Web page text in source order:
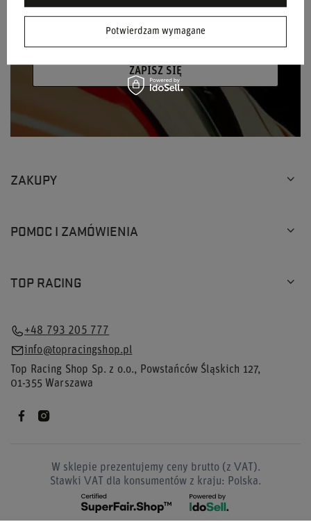
danych osobowych (adres e-mail) na potrzeby
(marketing). Więcej wpolityce prywatności.
ZAPISZ SIĘ
ZAKUPY
POMOC I ZAMÓWIENIA
TOP RACING
+48 793 205 777
info@topracingshop.pl
Top Racing Shop Sp. z o.o., Powstańców Śląskich 127,
01-355Warszawa
W sklepie prezentujemy ceny brutto (z VAT).
Stawki VAT dla konsumentów z kraju: Polska.
Potwierdzam wymagane